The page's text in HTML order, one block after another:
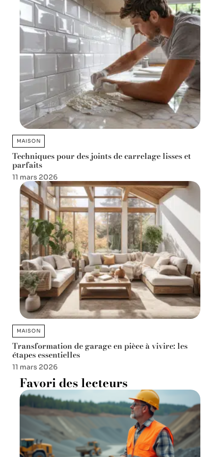
MAISON
Techniques pour des joints de carrelage lisses et
parfaits
11 mars 2026
MAISON
Transformation de garage en pièce à vivire: les
étapes essentielles
11 mars 2026
Favori des lecteurs